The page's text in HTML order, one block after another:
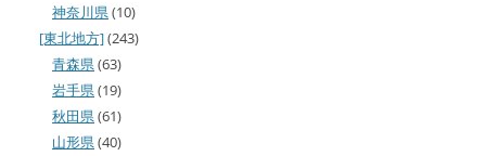
神奈川県(10)
[東北地方](243)
青森県(63)
岩手県(19)
秋田県(61)
山形県(40)